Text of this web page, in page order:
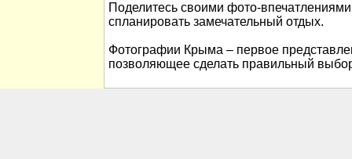
Поделитесь своими фото-
спланировать замечательный отдых.
Фотографии Крыма – первое
позволяющее сделать правильный